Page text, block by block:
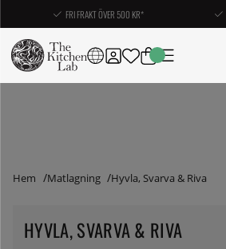
FRI FRAKT ÖVER 500 KR*
Hem Matlagning Hyvla, Svarva & Riva
HYVLA, SVARVA & RIVA